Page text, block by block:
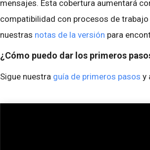
mensajes. Esta cobertura aumentará
compatibilidad con procesos de
nuestras notas de la versión para
¿Cómo puedo dar los primeros
Sigue nuestra guía de primeros pasos y